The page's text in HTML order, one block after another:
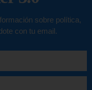
sobre política,
con tu email.